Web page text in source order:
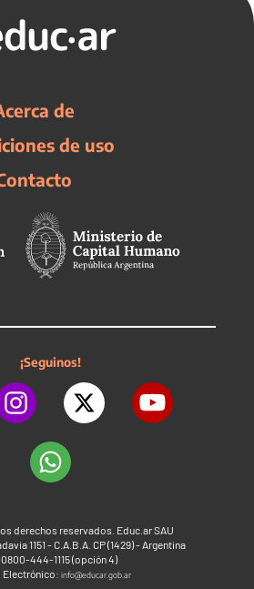
de
de uso
¡Seguinos!
derechos reservados. Educ.ar SAU
1151 - C.A.B.A. CP (1429) - Argentina
444-1115 (opción 4)
Electrónico: info@educar.gob.ar